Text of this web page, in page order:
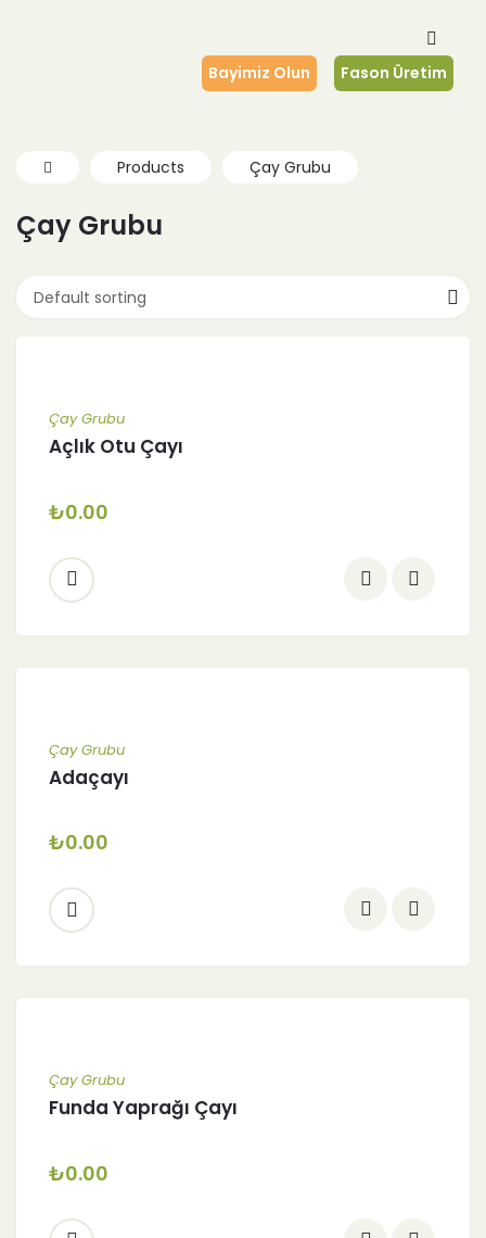
Bayimiz Olun Fason Üretim
Products Çay Grubu
Çay Grubu
Default sorting
Çay Grubu
Açlık Otu Çayı
₺0.00
Çay Grubu
Adaçayı
₺0.00
Çay Grubu
Funda Yaprağı Çayı
₺0.00